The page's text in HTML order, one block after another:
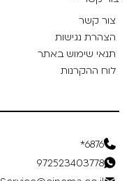
צור קשר
הצהרת נגישות
תנאי שימוש באתר
לוח ההקרנות
6876*
972523403778